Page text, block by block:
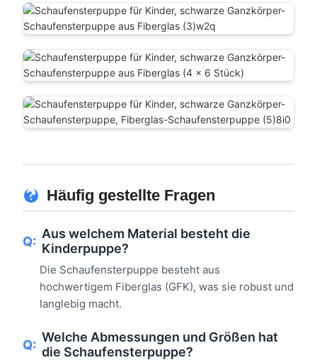
Häufig gestellte Fragen
Q: Aus welchem ​​Material besteht die
Kinderpuppe?
Die Schaufensterpuppe besteht aus
hochwertigem Fiberglas (GFK), was sie robust und
langlebig macht.
Q: Welche Abmessungen und Größen hat
die Schaufensterpuppe?